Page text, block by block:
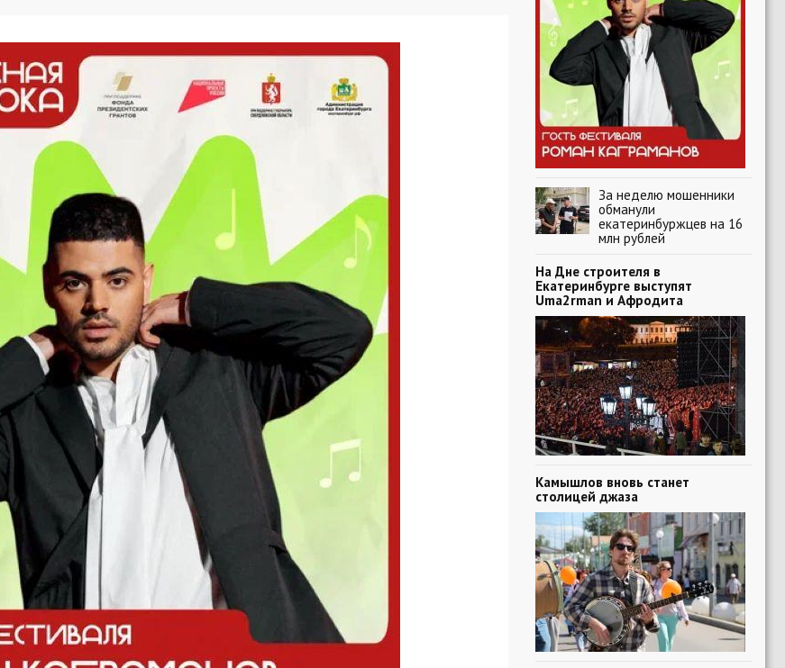
За неделю мошенники
обманули
екатеринбуржцев на 16
млн рублей
На Дне строителя в
Екатеринбурге выступят
Uma2rman и Афродита
Камышлов вновь станет
столицей джаза